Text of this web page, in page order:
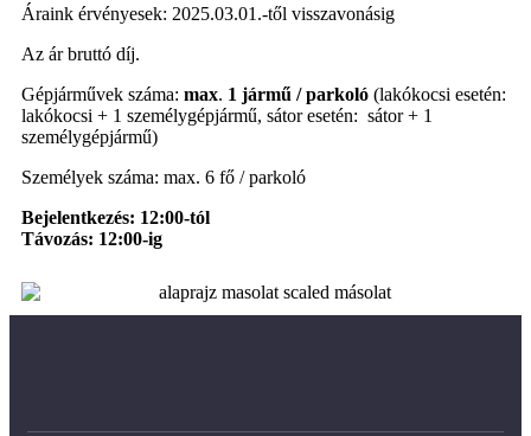
Áraink érvényesek: 2025.03.01.-től visszavonásig
Az ár bruttó díj.
Gépjárművek száma: max. 1 jármű / parkoló (lakókocsi esetén:
lakókocsi + 1 személygépjármű, sátor esetén: sátor + 1
személygépjármű)
Személyek száma: max. 6 fő / parkoló
Bejelentkezés: 12:00-tól
Távozás: 12:00-ig